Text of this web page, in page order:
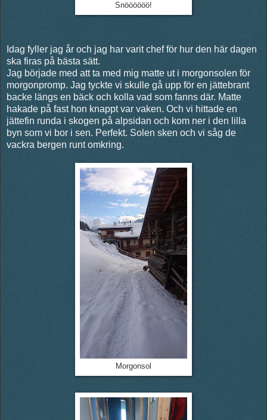
Snöööööö!
Idag fyller jag år och jag har varit chef för hur den här dagen
ska firas på bästa sätt.
Jag började med att ta med mig matte ut i morgonsolen för
morgonpromp. Jag tyckte vi skulle gå upp för en jättebrant
backe längs en bäck och kolla vad som fanns där. Matte
hakade på fast hon knappt var vaken. Och vi hittade en
jättefin runda i skogen på alpsidan och kom ner i den lilla
byn som vi bor i sen. Perfekt. Solen sken och vi såg de
vackra bergen runt omkring.
Morgonsol